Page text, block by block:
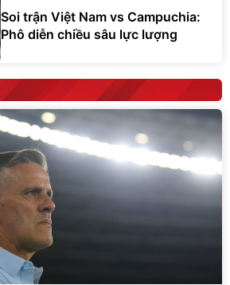
Soi trận Việt Nam vs Campuchia:
Phô diễn chiều sâu lực lượng